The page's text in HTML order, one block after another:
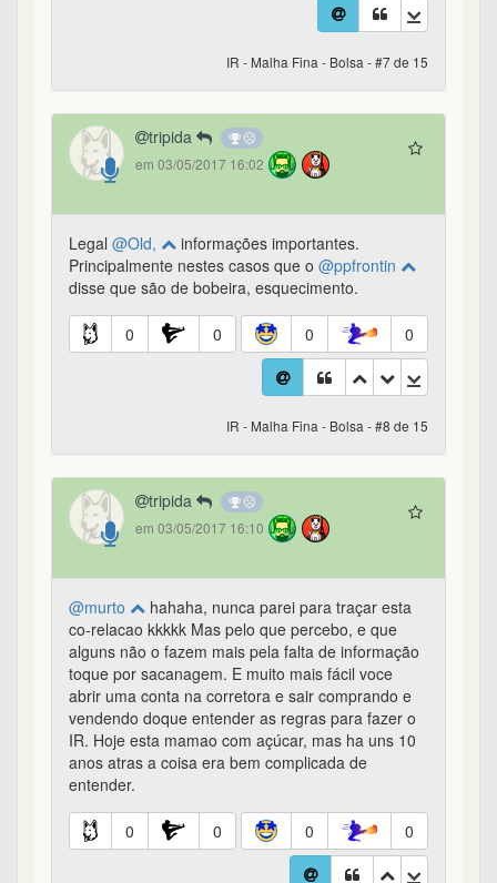
IR - Malha Fina - Bolsa - #7 de 15
tripida
em 03/05/2017 16:02
Legal @Old,
informações importantes.
Principalmente nestes casos que o @ppfrontin
disse que são de bobeira, esquecimento.
0 0 0 0
IR - Malha Fina - Bolsa - #8 de 15
tripida
em 03/05/2017 16:10
@murto
hahaha, nunca parei para traçar esta
co-relacao kkkkk Mas pelo que percebo, e que
alguns não o fazem mais pela falta de informação
toque por sacanagem. E muito mais fácil voce
abrir uma conta na corretora e sair comprando e
vendendo doque entender as regras para fazer o
IR. Hoje esta mamao com açúcar, mas ha uns 10
anos atras a coisa era bem complicada de
entender.
0 0 0 0